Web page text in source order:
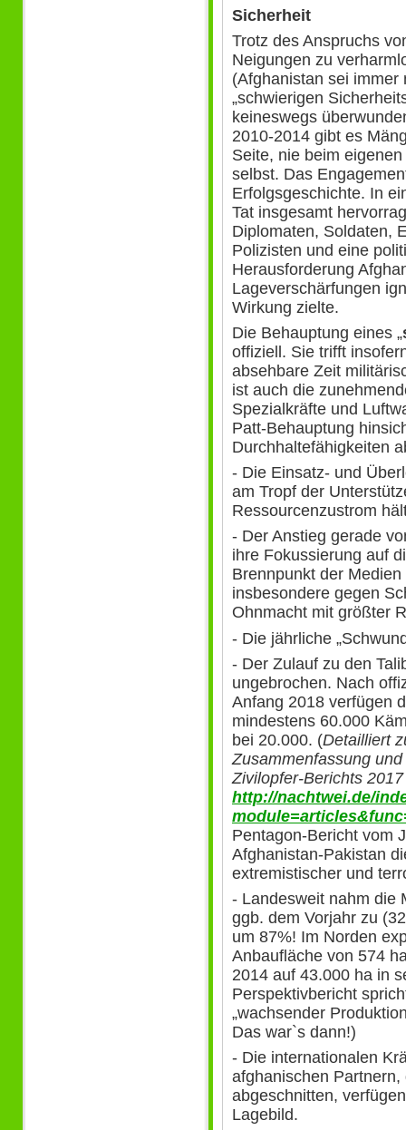
Sicherheit
Trotz des Anspruchs
Neigungen zu
(Afghanistan sei
„schwierigen
keineswegs
2010-2014 gibt es
Seite, nie beim
selbst. Das
Erfolgsgeschichte. In
Tat insgesamt
Diplomaten, Soldaten,
Polizisten und eine
Herausforderung
Lageverschärfungen
Wirkung zielte.
Die Behauptung eines „
offiziell. Sie trifft
absehbare Zeit
ist auch die
Spezialkräfte und
Patt-Behauptung
Durchhaltefähigkeiten
- Die Einsatz- und
am Tropf der
Ressourcenzustrom
- Der Anstieg gerade
ihre Fokussierung auf
Brennpunkt der
insbesondere gegen
Ohnmacht mit größter
- Die jährliche
- Der Zulauf zu den
ungebrochen. Nach
Anfang 2018 verfügen
mindestens 60.000
bei 20.000. (Detailliert
Zusammenfassung
Zivilopfer-Berichts
http://nachtwei.de/
Pentagon-Bericht vom
Afghanistan-Pakistan
extremistischer und
- Landesweit nahm die
ggb. dem Vorjahr zu
um 87%! Im Norden
Anbaufläche von 574
2014 auf 43.000 ha in
Perspektivbericht
„wachsender
Das war`s dann!)
- Die internationalen
afghanischen
abgeschnitten,
Lagebild.